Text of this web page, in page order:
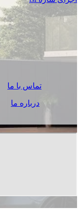
تماس با ما
درباره ما